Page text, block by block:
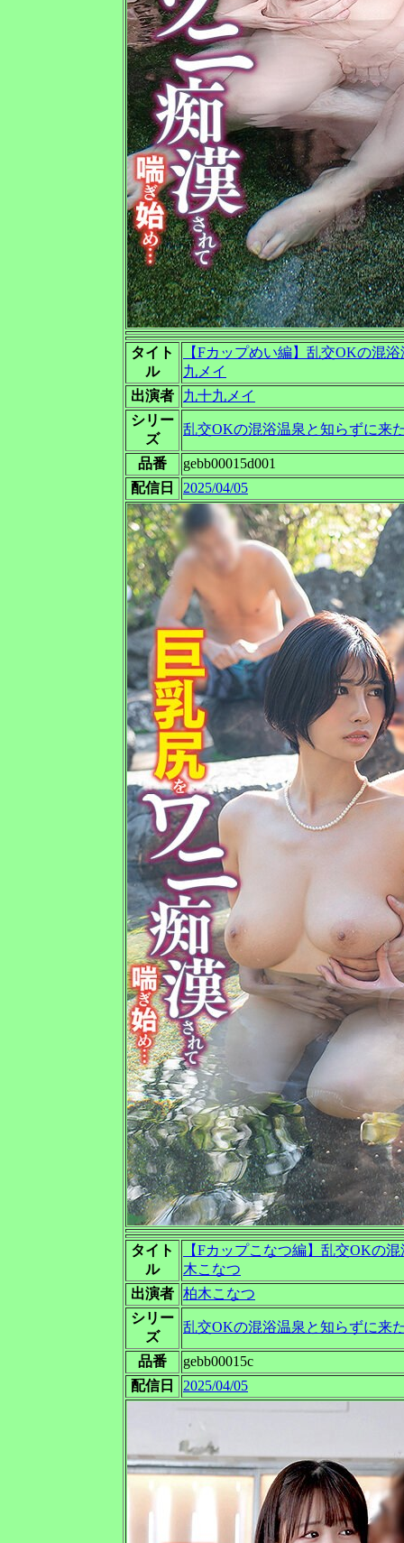
タイト
ル
【Fカップめい編】乱交OKの混
九メイ
出演者
九十九メイ
シリー
ズ
乱交OKの混浴温泉と知らずに来
品番
gebb00015d001
配信日
2025/04/05
タイト
ル
【Fカップこなつ編】乱交OKの
木こなつ
出演者 柏木こなつ
シリー
ズ
乱交OKの混浴温泉と知らずに来
品番
gebb00015c
配信日
2025/04/05